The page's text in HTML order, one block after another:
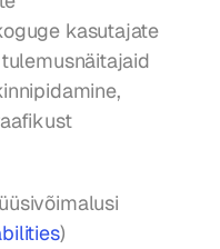
kasutajate
)